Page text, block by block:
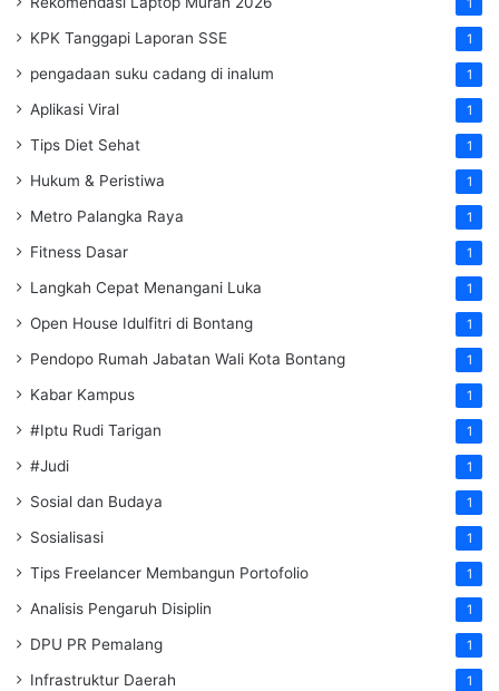
1
KPK Tanggapi Laporan SSE 1
pengadaan suku cadang di inalum 1
Aplikasi Viral 1
Tips Diet Sehat 1
Hukum & Peristiwa 1
Metro Palangka Raya 1
Fitness Dasar 1
Langkah Cepat Menangani Luka 1
Open House Idulfitri di Bontang 1
Pendopo Rumah Jabatan Wali Kota Bontang 1
Kabar Kampus 1
#Iptu Rudi Tarigan 1
#Judi 1
Sosial dan Budaya 1
Sosialisasi 1
Tips Freelancer Membangun Portofolio 1
Analisis Pengaruh Disiplin 1
DPU PR Pemalang 1
Infrastruktur Daerah 1